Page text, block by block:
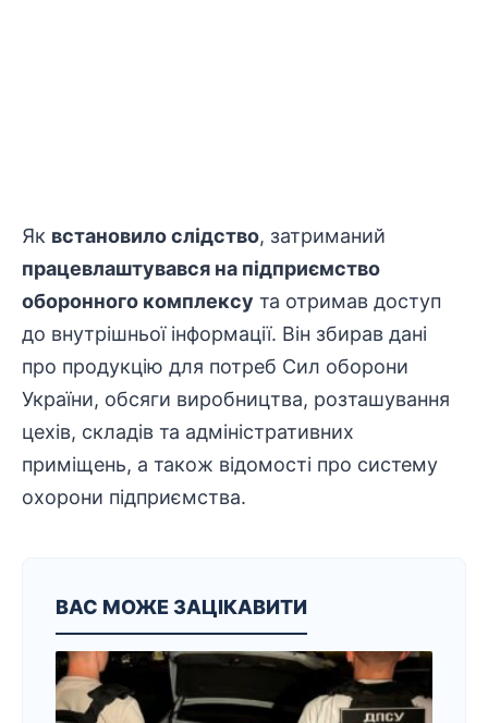
Як встановило слідство, затриманий
працевлаштувався на підприємство
оборонного комплексу та отримав доступ
до внутрішньої інформації. Він збирав дані
про продукцію для потреб Сил оборони
України, обсяги виробництва, розташування
цехів, складів та адміністративних
приміщень, а також відомості про систему
охорони підприємства.
ВАС МОЖЕ ЗАЦІКАВИТИ